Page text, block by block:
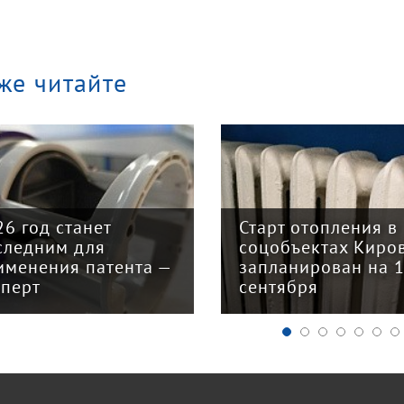
читайте
отопления в
Кирова
на 15
Закон о налоговой
реформе принят:
главных
для бизнеса